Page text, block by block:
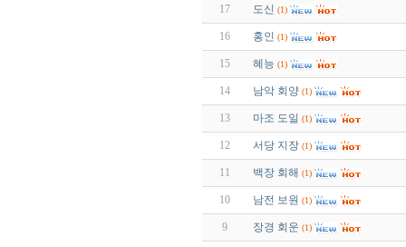
17 도신 (1)
16 홍인 (1)
15 혜능 (1)
14 남악 회양 (1)
13 마조 도일 (1)
12 서당 지장 (1)
11 백장 회해 (1)
10 남전 보원 (1)
9 장경 회운 (1)